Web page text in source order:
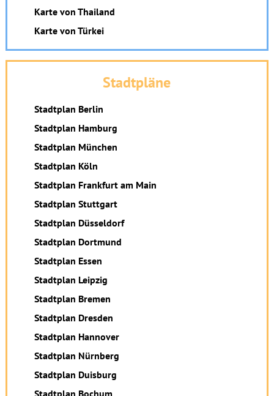
Karte von Thailand
Karte von Türkei
Stadtpläne
Stadtplan Berlin
Stadtplan Hamburg
Stadtplan München
Stadtplan Köln
Stadtplan Frankfurt am Main
Stadtplan Stuttgart
Stadtplan Düsseldorf
Stadtplan Dortmund
Stadtplan Essen
Stadtplan Leipzig
Stadtplan Bremen
Stadtplan Dresden
Stadtplan Hannover
Stadtplan Nürnberg
Stadtplan Duisburg